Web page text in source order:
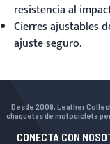
resistencia al
Cierres ajustables
ajuste seguro.
Desde 2009, Leather
chaquetas de motocicleta
CONECTA CON